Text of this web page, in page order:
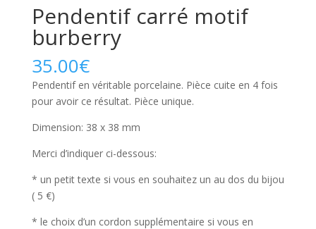
Pendentif carré motif
burberry
35.00€
Pendentif en véritable porcelaine. Pièce cuite en 4 fois
pour avoir ce résultat. Pièce unique.
Dimension: 38 x 38 mm
Merci d’indiquer ci-dessous:
* un petit texte si vous en souhaitez un au dos du bijou
( 5 €)
* le choix d’un cordon supplémentaire si vous en